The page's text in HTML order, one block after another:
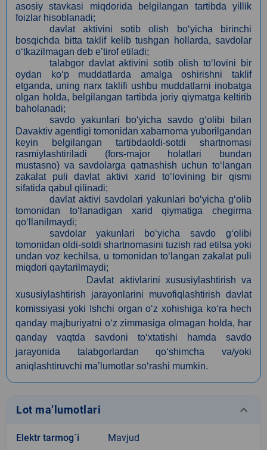
asosiy stavkasi miqdorida belgilangan tartibda yillik
foizlar hisoblanadi;
davlat aktivini sotib olish bo‘yicha birinchi
bosqichda bitta taklif kelib tushgan hollarda, savdolar
o‘tkazilmagan deb eʼtirof etiladi;
talabgor davlat aktivini sotib olish to‘lovini bir
oydan ko‘p muddatlarda amalga oshirishni taklif
etganda, uning narx taklifi ushbu muddatlarni inobatga
olgan holda, belgilangan tartibda joriy qiymatga keltirib
baholanadi;
savdo yakunlari bo‘yicha savdo g‘olibi bilan
Davaktiv agentligi tomonidan xabarnoma yuborilgandan
keyin belgilangan tartibdaoldi-sotdi shartnomasi
rasmiylashtiriladi (fors-major holatlari bundan
mustasno) va savdolarga qatnashish uchun to‘langan
zakalat puli davlat aktivi xarid to‘lovining bir qismi
sifatida qabul qilinadi;
davlat aktivi savdolari yakunlari bo‘yicha g‘olib
tomonidan to‘lanadigan xarid qiymatiga chegirma
qo‘llanilmaydi;
savdolar yakunlari bo‘yicha savdo g‘olibi
tomonidan oldi-sotdi shartnomasini tuzish rad etilsa yoki
undan voz kechilsa, u tomonidan to‘langan zakalat puli
miqdori qaytarilmaydi;
Davlat aktivlarini xususiylashtirish va
xususiylashtirish jarayonlarini muvofiqlashtirish davlat
komissiyasi yoki Ishchi organ o‘z xohishiga ko‘ra hech
qanday majburiyatni o‘z zimmasiga olmagan holda, har
qanday vaqtda savdoni to‘xtatishi hamda savdo
jarayonida talabgorlardan qo‘shimcha va/yoki
aniqlashtiruvchi maʼlumotlar so‘rashi mumkin.
Lot ma’lumotlari keyboard_arrow_down
Elektr tarmog`i Mavjud